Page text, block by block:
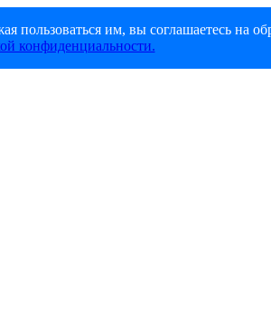
пользоваться им, вы соглашаетесь на
конфиденциальности.